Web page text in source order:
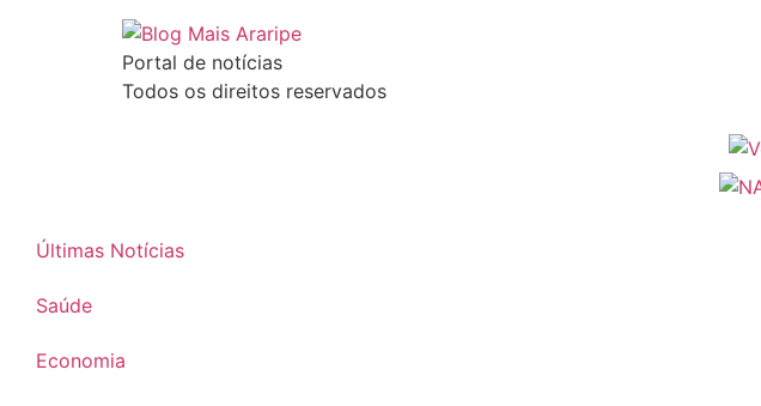
Portal de notícias
Todos os direitos reservados
Últimas Notícias
Saúde
Economia